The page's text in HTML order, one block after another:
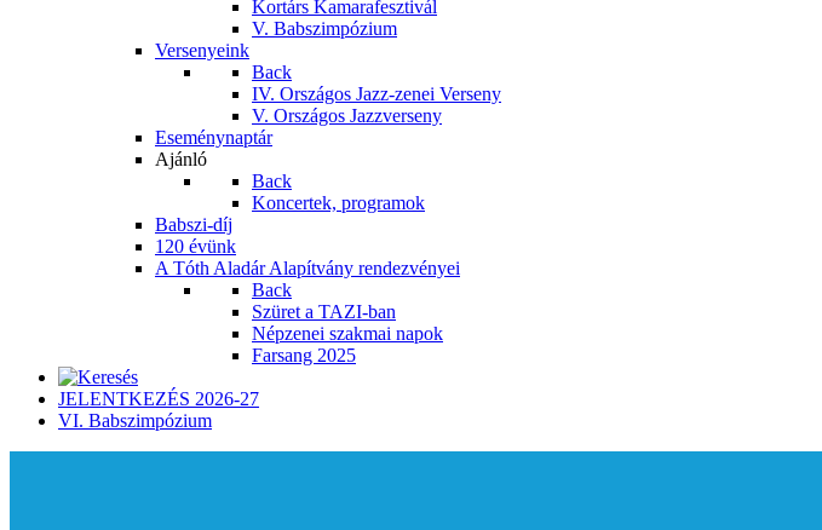
Kortárs Kamarafesztivál
V. Babszimpózium
Versenyeink
Back
IV. Országos Jazz-zenei Verseny
V. Országos Jazzverseny
Eseménynaptár
Ajánló
Back
Koncertek, programok
Babszi-díj
120 évünk
A Tóth Aladár Alapítvány rendezvényei
Back
Szüret a TAZI-ban
Népzenei szakmai napok
Farsang 2025
JELENTKEZÉS 2026-27
VI. Babszimpózium